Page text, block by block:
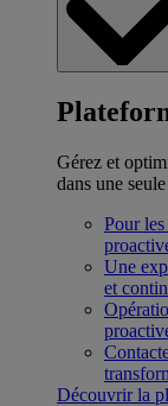
Gérez et
dans une
Pour
Une
et
Découvrir la